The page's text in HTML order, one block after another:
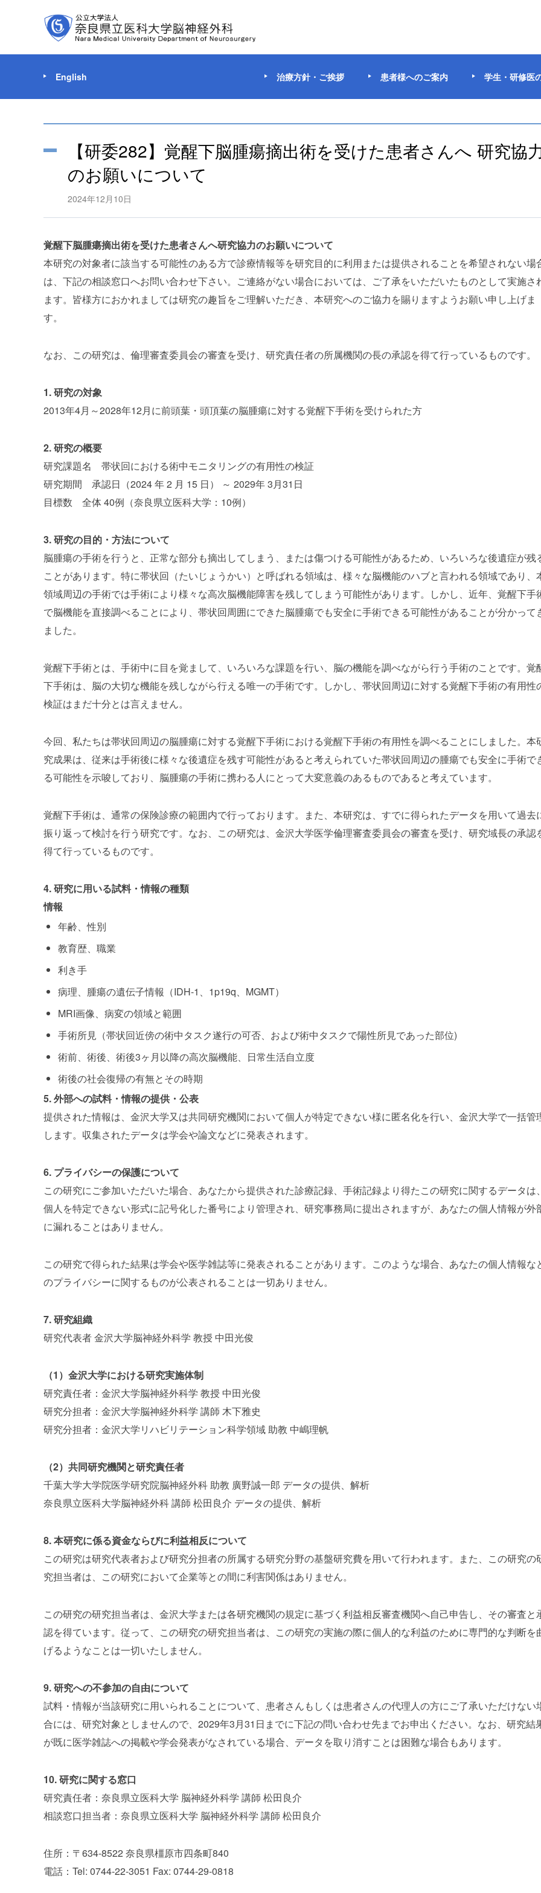
治療方針・ご挨拶 患者様へのご案内 学生・研修医
English
【研委282】覚醒下脳腫瘍摘出術を受けた患者さんへ 研究協
のお願いについて
2024年12月10日
覚醒下脳腫瘍摘出術を受けた患者さんへ研究協力のお願いについて
本研究の対象者に該当する可能性のある方で診療情報等を研究目的に利用または提供されることを希望されない場
は、下記の相談窓口へお問い合わせ下さい。ご連絡がない場合においては、ご了承をいただいたものとして実施さ
ます。皆様方におかれましては研究の趣旨をご理解いただき、本研究へのご協力を賜りますようお願い申し上げま
す。
なお、この研究は、倫理審査委員会の審査を受け、研究責任者の所属機関の長の承認を得て行っているものです。
1. 研究の対象
2013年4月～2028年12月に前頭葉・頭頂葉の脳腫瘍に対する覚醒下手術を受けられた方
2. 研究の概要
研究課題名 帯状回における術中モニタリングの有用性の検証
研究期間 承認日（2024 年 2 月 15 日） ～ 2029年 3月31日
目標数 全体 40例（奈良県立医科大学：10例）
3. 研究の目的・方法について
脳腫瘍の手術を行うと、正常な部分も摘出してしまう、または傷つける可能性があるため、いろいろな後遺症が残
ことがあります。特に帯状回（たいじょうかい）と呼ばれる領域は、様々な脳機能のハブと言われる領域であり、
領域周辺の手術では手術により様々な高次脳機能障害を残してしまう可能性があります。しかし、近年、覚醒下手
で脳機能を直接調べることにより、帯状回周囲にできた脳腫瘍でも安全に手術できる可能性があることが分かって
ました。
覚醒下手術とは、手術中に目を覚まして、いろいろな課題を行い、脳の機能を調べながら行う手術のことです。覚
下手術は、脳の大切な機能を残しながら行える唯一の手術です。しかし、帯状回周辺に対する覚醒下手術の有用性
検証はまだ十分とは言えません。
今回、私たちは帯状回周辺の脳腫瘍に対する覚醒下手術における覚醒下手術の有用性を調べることにしました。本
究成果は、従来は手術後に様々な後遺症を残す可能性があると考えられていた帯状回周辺の腫瘍でも安全に手術で
る可能性を示唆しており、脳腫瘍の手術に携わる人にとって大変意義のあるものであると考えています。
覚醒下手術は、通常の保険診療の範囲内で行っております。また、本研究は、すでに得られたデータを用いて過去
振り返って検討を行う研究です。なお、この研究は、金沢大学医学倫理審査委員会の審査を受け、研究域長の承認
得て行っているものです。
4. 研究に用いる試料・情報の種類
情報
年齢、性別
教育歴、職業
利き手
病理、腫瘍の遺伝子情報（IDH-1、1p19q、MGMT）
MRI画像、病変の領域と範囲
手術所見（帯状回近傍の術中タスク遂行の可否、および術中タスクで陽性所見であった部位)
術前、術後、術後3ヶ月以降の高次脳機能、日常生活自立度
術後の社会復帰の有無とその時期
5. 外部への試料・情報の提供・公表
提供された情報は、金沢大学又は共同研究機関において個人が特定できない様に匿名化を行い、金沢大学で一括管
します。収集されたデータは学会や論文などに発表されます。
6. プライバシーの保護について
この研究にご参加いただいた場合、あなたから提供された診療記録、手術記録より得たこの研究に関するデータは
個人を特定できない形式に記号化した番号により管理され、研究事務局に提出されますが、あなたの個人情報が外
に漏れることはありません。
この研究で得られた結果は学会や医学雑誌等に発表されることがあります。このような場合、あなたの個人情報な
のプライバシーに関するものが公表されることは一切ありません。
7. 研究組織
研究代表者 金沢大学脳神経外科学 教授 中田光俊
（1）金沢大学における研究実施体制
研究責任者：金沢大学脳神経外科学 教授 中田光俊
研究分担者：金沢大学脳神経外科学 講師 木下雅史
研究分担者：金沢大学リハビリテーション科学領域 助教 中嶋理帆
（2）共同研究機関と研究責任者
千葉大学大学院医学研究院脳神経外科 助教 廣野誠一郎 データの提供、解析
奈良県立医科大学脳神経外科 講師 松田良介 データの提供、解析
8. 本研究に係る資金ならびに利益相反について
この研究は研究代表者および研究分担者の所属する研究分野の基盤研究費を用いて行われます。また、この研究の
究担当者は、この研究において企業等との間に利害関係はありません。
この研究の研究担当者は、金沢大学または各研究機関の規定に基づく利益相反審査機関へ自己申告し、その審査と
認を得ています。従って、この研究の研究担当者は、この研究の実施の際に個人的な利益のために専門的な判断を
げるようなことは一切いたしません。
9. 研究への不参加の自由について
試料・情報が当該研究に用いられることについて、患者さんもしくは患者さんの代理人の方にご了承いただけない
合には、研究対象としませんので、2029年3月31日までに下記の問い合わせ先までお申出ください。なお、研究結
が既に医学雑誌への掲載や学会発表がなされている場合、データを取り消すことは困難な場合もあります。
10. 研究に関する窓口
研究責任者：奈良県立医科大学 脳神経外科学 講師 松田良介
相談窓口担当者：奈良県立医科大学 脳神経外科学 講師 松田良介
住所：〒634-8522 奈良県橿原市四条町840
電話：Tel: 0744-22-3051 Fax: 0744-29-0818